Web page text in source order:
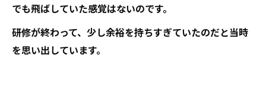
でも飛ばしていた感覚はないのです。
研修が終わって、少し余裕を持ちすぎていたのだと当時
を思い出しています。